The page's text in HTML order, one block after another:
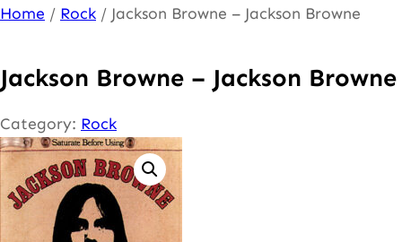
Ga
de
inhoud
Home / Rock / Jackson Browne – Jackson Browne
Jackson Browne – Jackson Browne
Category: Rock